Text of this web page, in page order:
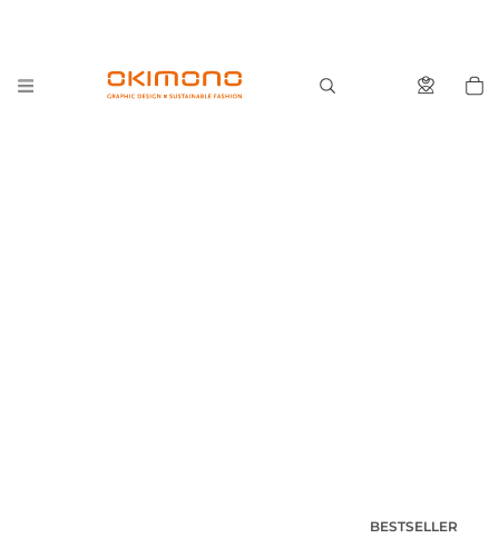
BESTSELLER